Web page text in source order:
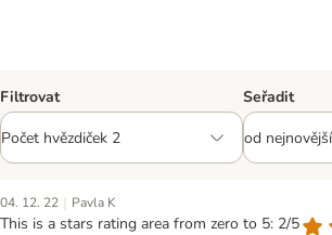
Filtrovat Seřadit
04. 12. 22 | Pavla K
This is a stars rating area from zero to 5: 2/5